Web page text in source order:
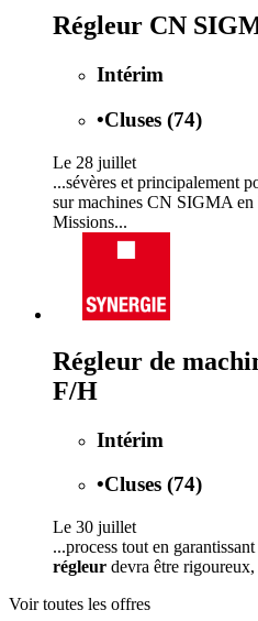
Régleur CN
Intérim
•Cluses (74)
Le 28 juillet
...sévères et principalement
sur machines CN SIGMA
Missions...
Régleur de
F/H
Intérim
•Cluses (74)
Le 30 juillet
...process tout en
régleur devra être
Voir toutes les offres